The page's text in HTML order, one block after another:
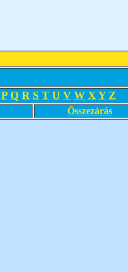
P Q R S T U V W X Y Z
Összezárás